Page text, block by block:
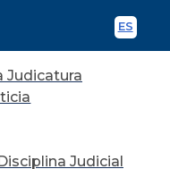
ES